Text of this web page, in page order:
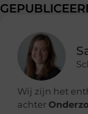
Wij zijn het
achter